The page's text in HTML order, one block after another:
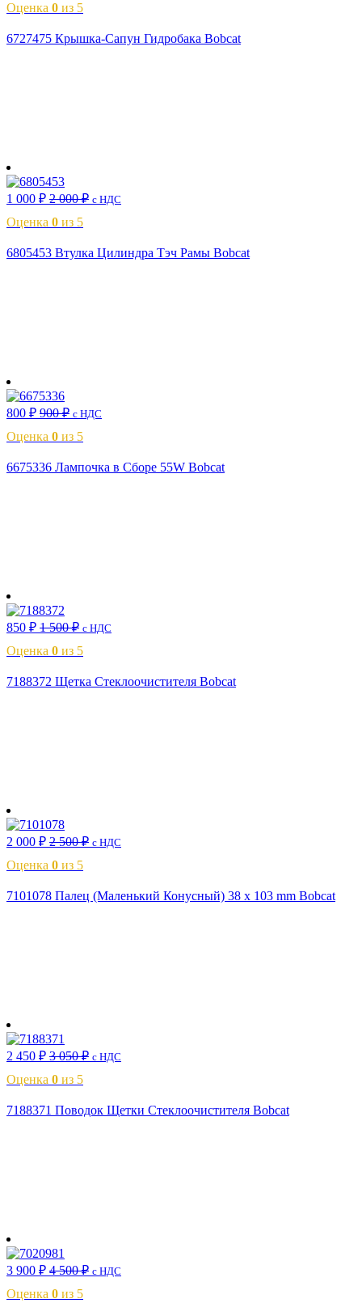
Оценка 0 из 5
6727475 Крышка-Сапун Гидробака Bobcat
1 000 ₽ 2 000₽ с НДС
Оценка 0 из 5
6805453 Втулка Цилиндра Тэч Рамы Bobcat
800 ₽ 900₽ с НДС
Оценка 0 из 5
6675336 Лампочка в Сборе 55W Bobcat
850 ₽ 1 500₽ с НДС
Оценка 0 из 5
7188372 Щетка Стеклоочистителя Bobcat
2 000 ₽ 2 500₽ с НДС
Оценка 0 из 5
7101078 Палец (Маленький Конусный) 38 x 103 mm Bobcat
2 450 ₽ 3 050₽ с НДС
Оценка 0 из 5
7188371 Поводок Щетки Стеклоочистителя Bobcat
3 900 ₽ 4 500₽ с НДС
Оценка 0 из 5